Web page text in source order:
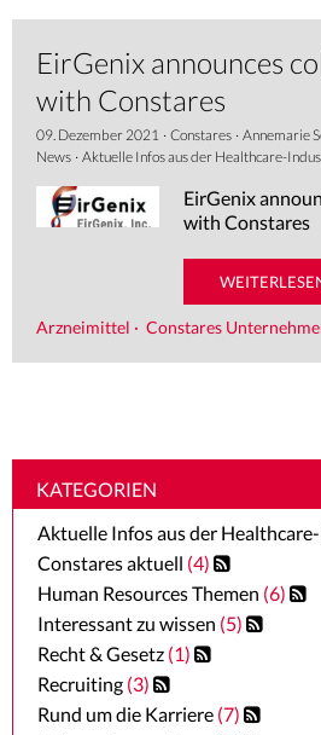
SERVICES
KARRIEREPORTAL
REFERENZEN
NEWS
EirGenix announces
with Constares
09. Dezember 2021 · Constares · Annemarie
News · Aktuelle Infos aus der Healthcare-
EirGenix
with Constares
Arzneimittel · Constares
KATEGORIEN
Aktuelle Infos aus der
Constares aktuell (4)
Human Resources Themen (6)
Interessant zu wissen (5)
Recht & Gesetz (1)
Recruiting (3)
Rund um die Karriere (7)